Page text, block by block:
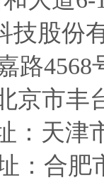
技股
路
京市丰
：天津
：合